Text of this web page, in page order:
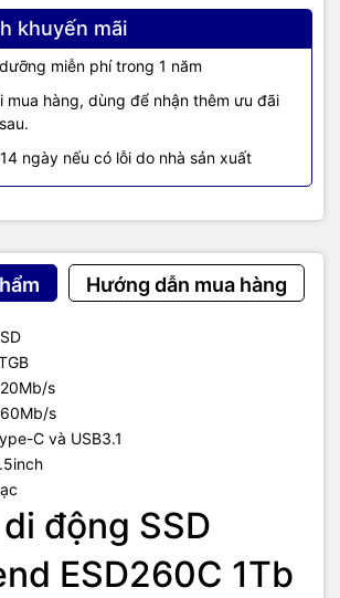
khuyến mãi
miễn phí trong 1 năm
mua hàng, dùng để nhận thêm ưu đãi
ngày nếu có lỗi do nhà sản xuất
Hướng dẫn mua hàng
s
s
C và USB3.1
động SSD
ESD260C 1Tb